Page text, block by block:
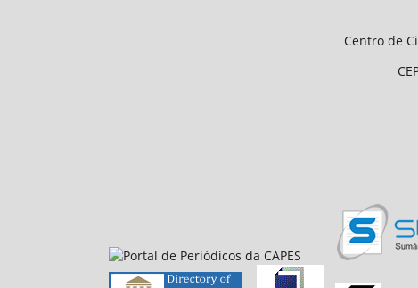
Universidade Federal
Centro de Ciências Humanas e
CEP 64.049-550, Teresina
E-mail: